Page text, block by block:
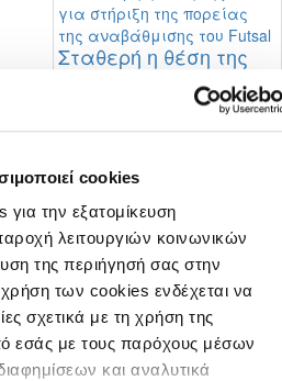
cookies
την εξατομίκευση
λειτουργιών κοινωνικών
της περιήγησή σας στην
των cookies ενδέχεται να
σχετικά με τη χρήση της
εσάς με τους παρόχους μέσων
και αναλυτικά
Σταθερή η θέση της
ΚΟΠ για στήριξη της
αναβάθμισης του
Futsal
Προκήρυξη
Πρωταθλήματων
Γυναικών 2026 - 2027